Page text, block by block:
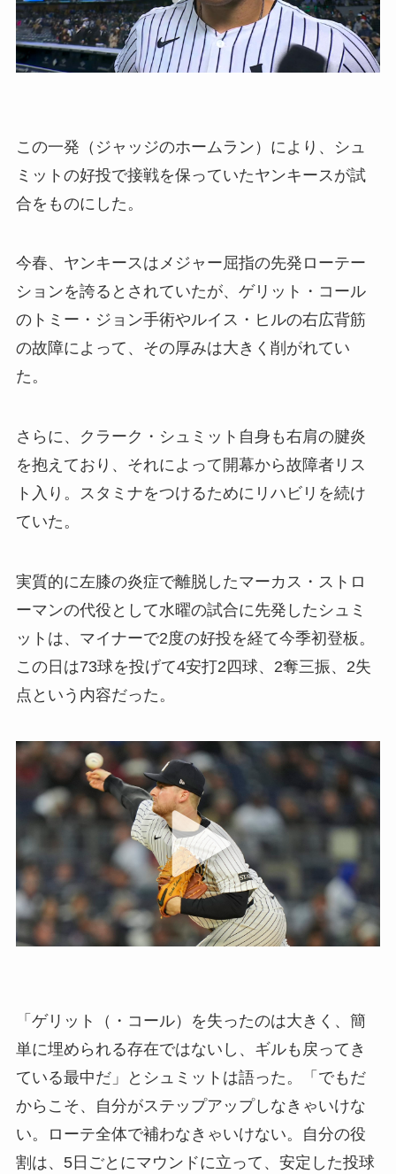
この一発（ジャッジのホームラン）により、シュ
ミットの好投で接戦を保っていたヤンキースが試
合をものにした。
今春、ヤンキースはメジャー屈指の先発ローテー
ションを誇るとされていたが、ゲリット・コール
のトミー・ジョン手術やルイス・ヒルの右広背筋
の故障によって、その厚みは大きく削がれてい
た。
さらに、クラーク・シュミット自身も右肩の腱炎
を抱えており、それによって開幕から故障者リス
ト入り。スタミナをつけるためにリハビリを続け
ていた。
実質的に左膝の炎症で離脱したマーカス・ストロ
ーマンの代役として水曜の試合に先発したシュミ
ットは、マイナーで2度の好投を経て今季初登板。
この日は73球を投げて4安打2四球、2奪三振、2失
点という内容だった。
「ゲリット（・コール）を失ったのは大きく、簡
単に埋められる存在ではないし、ギルも戻ってき
ている最中だ」とシュミットは語った。「でもだ
からこそ、自分がステップアップしなきゃいけな
い。ローテ全体で補わなきゃいけない。自分の役
割は、5日ごとにマウンドに立って、安定した投球